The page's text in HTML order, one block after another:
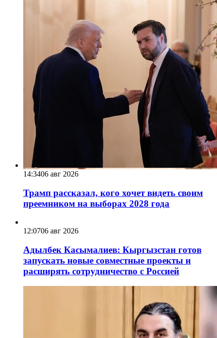
14:3406 авг 2026
Трамп рассказал, кого хочет видеть своим
преемником на выборах 2028 года
12:0706 авг 2026
Адылбек Касымалиев: Кыргызстан готов
запускать новые совместные проекты и
расширять сотрудничество с Россией